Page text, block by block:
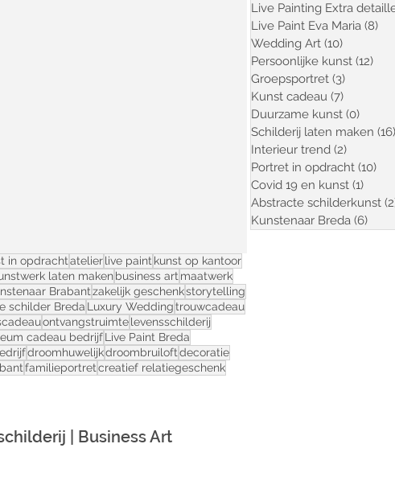
Live Painting Extra
Live Paint Eva Maria (8)
Wedding Art (10)
Persoonlijke kunst (12)
Groepsportret (3)
Kunst cadeau (7)
Duurzame kunst (0)
Schilderij laten maken (16)
Interieur trend (2)
Portret in opdracht (10)
Covid 19 en kunst (1)
Abstracte schilderkunst
Kunstenaar Breda (6)
in opdrachtatelierlive paint kunst op kantoor
laten maken business art maatwerk
Brabantzakelijk geschenkstorytelling
schilder Breda Luxury Weddingtrouwcadeau
ontvangstruimte levensschilderij
cadeau bedrijf Live Paint Breda
droomhuwelijkdroombruiloftdecoratie
familieportretcreatief relatiegeschenk
| Business Art